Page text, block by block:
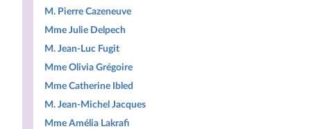
M. Pierre Cazeneuve
Mme Julie Delpech
M. Jean-Luc Fugit
Mme Olivia Grégoire
Mme Catherine Ibled
M. Jean-Michel Jacques
Mme Amélia Lakrafi